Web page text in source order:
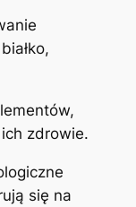
zdrowie.
się na